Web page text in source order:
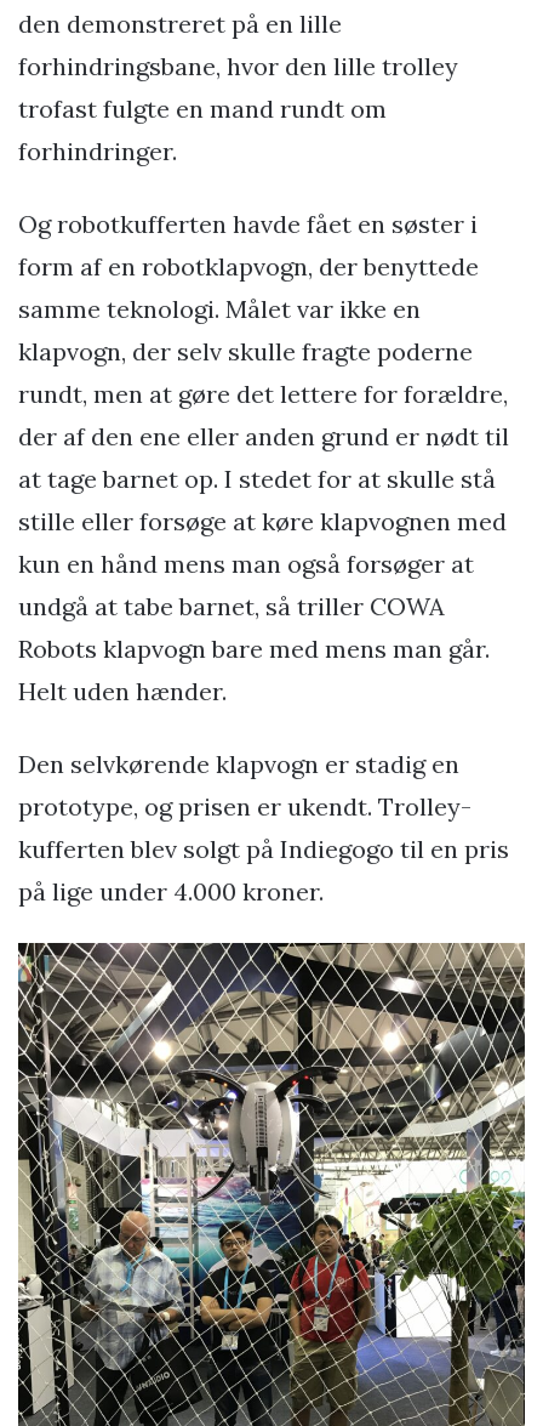
den demonstreret på en lille
forhindringsbane, hvor den lille trolley
trofast fulgte en mand rundt om
forhindringer.
Og robotkufferten havde fået en søster i
form af en robotklapvogn, der benyttede
samme teknologi. Målet var ikke en
klapvogn, der selv skulle fragte poderne
rundt, men at gøre det lettere for forældre,
der af den ene eller anden grund er nødt til
at tage barnet op. I stedet for at skulle stå
stille eller forsøge at køre klapvognen med
kun en hånd mens man også forsøger at
undgå at tabe barnet, så triller COWA
Robots klapvogn bare med mens man går.
Helt uden hænder.
Den selvkørende klapvogn er stadig en
prototype, og prisen er ukendt. Trolley-
kufferten blev solgt på Indiegogo til en pris
på lige under 4.000 kroner.